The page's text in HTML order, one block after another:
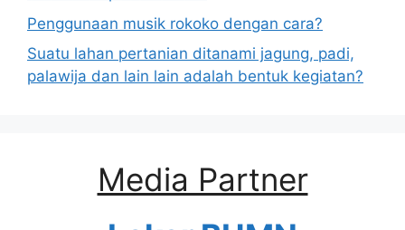
Penggunaan musik rokoko dengan cara?
Suatu lahan pertanian ditanami jagung, padi,
palawija dan lain lain adalah bentuk kegiatan?
Media Partner